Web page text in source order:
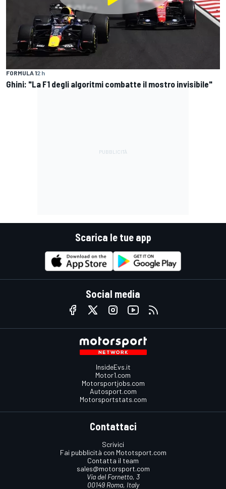
FORMULA 12 h
Ghini: "La F1 degli algoritmi combatte il mostro invisibile"
Scarica le tue app
Social media
InsideEvs.it
Motor1.com
Motorsportjobs.com
Autosport.com
Motorsportstats.com
Contattaci
Scrivici
Fai pubblicità con Mototsport.com
Contatta il team
sales@motorsport.com
Via del Fornetto, 3
00149 Roma, Italy